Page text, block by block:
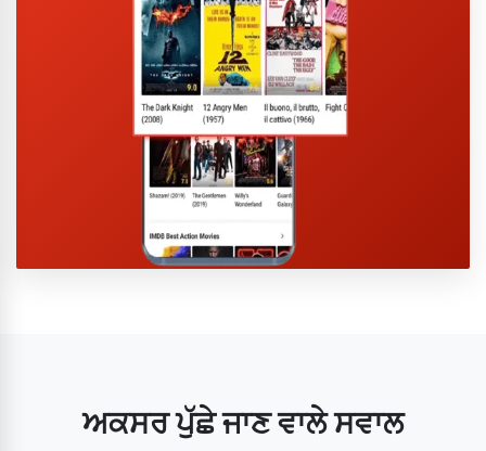
ਅਕਸਰ ਪੁੱਛੇ ਜਾਣ ਵਾਲੇ ਸਵਾਲ